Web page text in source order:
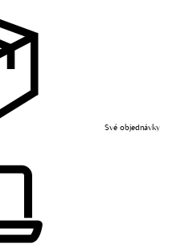
Své objednávky